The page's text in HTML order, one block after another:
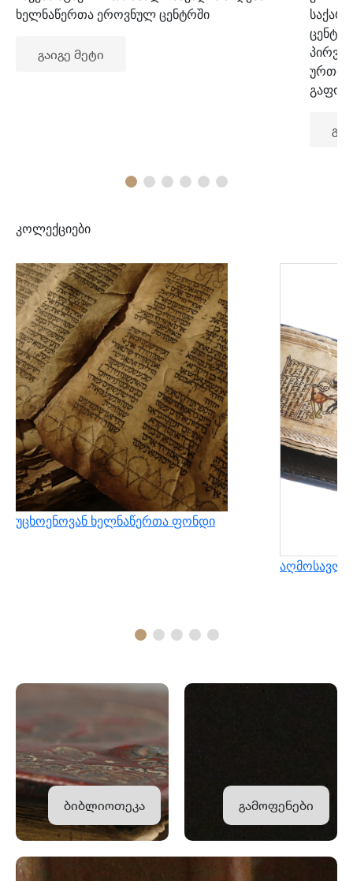
ხელნაწერთა ეროვნულ ცენტრში
გაიგე მეტი
კოლექციები
უცხოენოვან ხელნაწერთა ფონდი
ბიბლიოთეკა გამოფენები